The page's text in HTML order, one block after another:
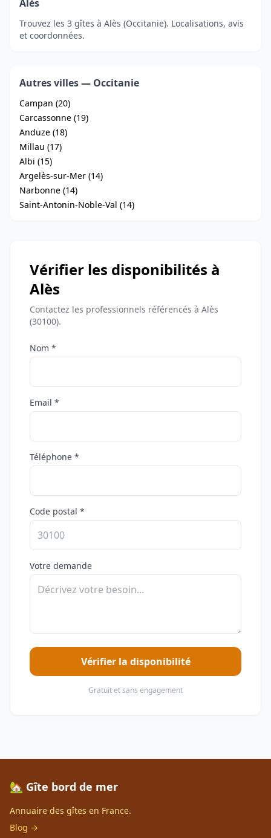
Alès
Trouvez les 3 gîtes à Alès (Occitanie). Localisations, avis
et coordonnées.
Autres villes — Occitanie
Campan (20)
Carcassonne (19)
Anduze (18)
Millau (17)
Albi (15)
Argelès-sur-Mer (14)
Narbonne (14)
Saint-Antonin-Noble-Val (14)
Vérifier les disponibilités à
Alès
Contactez les professionnels référencés à Alès
(30100).
Nom *
Email *
Téléphone *
Code postal *
Votre demande
Vérifier la disponibilité
Gratuit et sans engagement
🏡 Gîte bord de mer
Annuaire des gîtes en France.
Blog →